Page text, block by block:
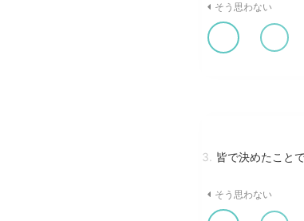
そう思わない
3. 皆で決めたこと
そう思わない